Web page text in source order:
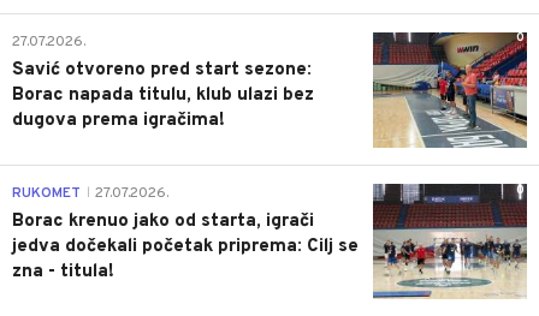
0
27.07.2026.
Savić otvoreno pred start sezone:
Borac napada titulu, klub ulazi bez
dugova prema igračima!
0
RUKOMET 27.07.2026.
Borac krenuo jako od starta, igrači
jedva dočekali početak priprema: Cilj se
zna - titula!